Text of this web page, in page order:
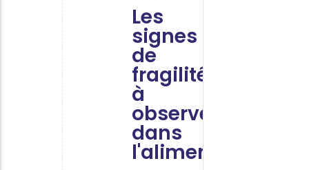
Les
signes
de
fragilité
à
observer
dans
l'alimentation